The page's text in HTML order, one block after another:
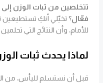
تتخلصين من ثبات الوزن
فعّال؟ تخيّلي أنكِ تستطيعين
للأمام، وأن النتائج التي
لماذا يحدث ثبات
قبل أن نستسلم لليأس، من